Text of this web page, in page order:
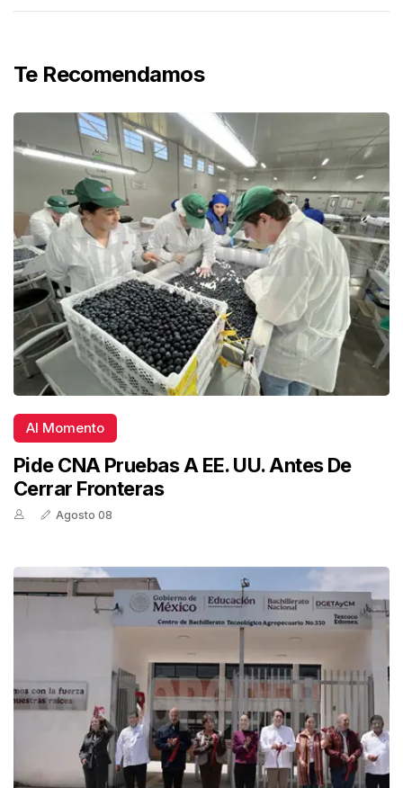
Te Recomendamos
Al Momento
Pide CNA Pruebas A EE. UU. Antes De
Cerrar Fronteras
Agosto 08